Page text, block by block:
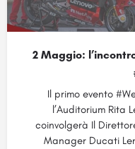
2 Maggio:
Il primo evento
l’Auditorium Rita
coinvolgerà Il
Manager Ducati